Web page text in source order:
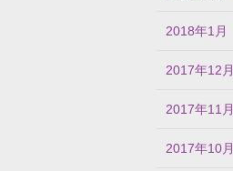
2018年1月
2017年12月
2017年11月
2017年10月